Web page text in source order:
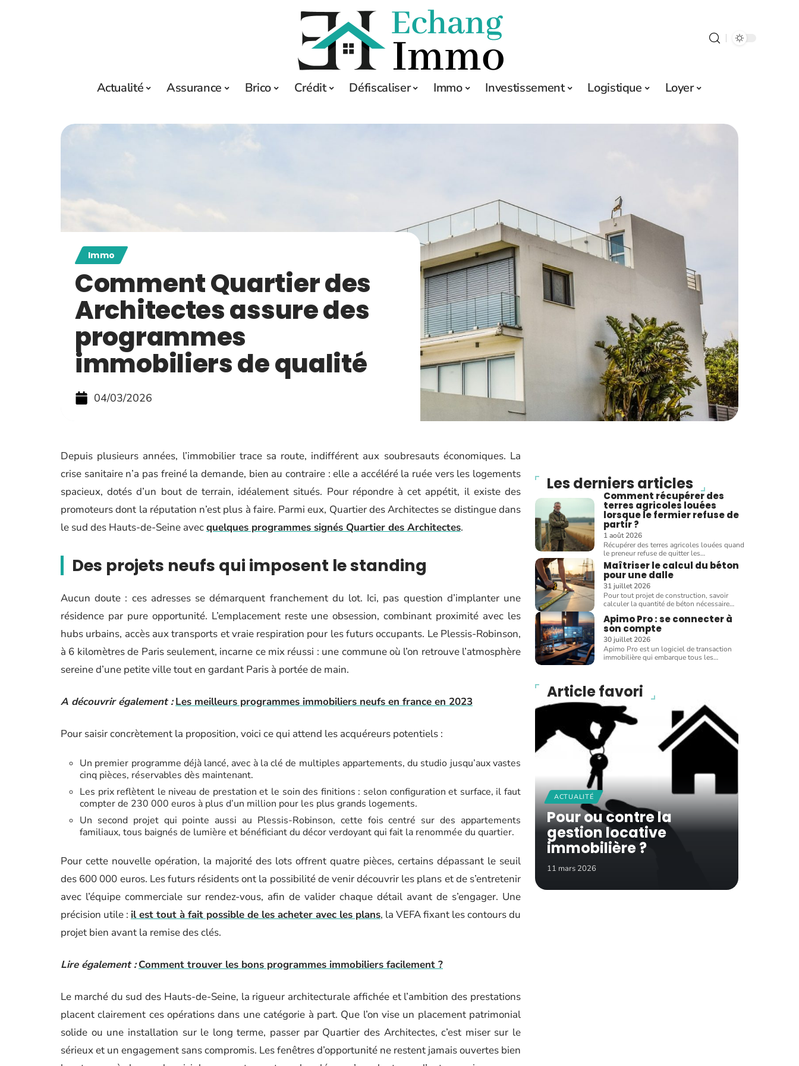
Actualité Assurance Brico Crédit Défiscaliser Immo Investissement Logistique Loyer
Immo
Comment Quartier des
Architectes assure des
programmes
immobiliers de qualité
04/03/2026
Depuis plusieurs années, l’immobilier trace sa route, indifférent aux soubresauts économiques. La
crise sanitaire n’a pas freiné la demande, bien au contraire : elle a accéléré la ruée vers les logements
spacieux, dotés d’un bout de terrain, idéalement situés. Pour répondre à cet appétit, il existe des
promoteurs dont la réputation n’est plus à faire. Parmi eux, Quartier des Architectes se distingue dans
le sud des Hauts-de-Seine avecquelques programmes signés Quartier des Architectes.
Des projets neufs qui imposent le standing
Aucun doute : ces adresses se démarquent franchement du lot. Ici, pas question d’implanter une
résidence par pure opportunité. L’emplacement reste une obsession, combinant proximité avec les
hubs urbains, accès aux transports et vraie respiration pour les futurs occupants. Le Plessis-Robinson,
à 6 kilomètres de Paris seulement, incarne ce mix réussi : une commune où l’on retrouve l’atmosphère
sereine d’une petite ville tout en gardant Paris à portée de main.
A découvrir également : Les meilleurs programmes immobiliers neufs en france en 2023
Pour saisir concrètement la proposition, voici ce qui attend les acquéreurs potentiels :
Un premier programme déjà lancé, avec à la clé de multiples appartements, du studio jusqu’aux vastes
cinq pièces, réservables dès maintenant.
Les prix reflètent le niveau de prestation et le soin des finitions : selon configuration et surface, il faut
compter de 230 000 euros à plus d’un million pour les plus grands logements.
Un second projet qui pointe aussi au Plessis-Robinson, cette fois centré sur des appartements
familiaux, tous baignés de lumière et bénéficiant du décor verdoyant qui fait la renommée du quartier.
Pour cette nouvelle opération, la majorité des lots offrent quatre pièces, certains dépassant le seuil
des 600 000 euros. Les futurs résidents ont la possibilité de venir découvrir les plans et de s’entretenir
avec l’équipe commerciale sur rendez-vous, afin de valider chaque détail avant de s’engager. Une
précision utile : il est tout à fait possible de les acheter avec les plans, la VEFA fixant les contours du
projet bien avant la remise des clés.
Lire également : Comment trouver les bons programmes immobiliers facilement ?
Le marché du sud des Hauts-de-Seine, la rigueur architecturale affichée et l’ambition des prestations
placent clairement ces opérations dans une catégorie à part. Que l’on vise un placement patrimonial
solide ou une installation sur le long terme, passer par Quartier des Architectes, c’est miser sur le
sérieux et un engagement sans compromis. Les fenêtres d’opportunité ne restent jamais ouvertes bien
Les derniers articles
Comment récupérer des
terres agricoles louées
lorsque le fermier refuse de
partir ?
1 août 2026
Récupérer des terres agricoles louées quand
le preneur refuse de quitter les…
Maîtriser le calcul du béton
pour une dalle
31 juillet 2026
Pour tout projet de construction, savoir
calculer la quantité de béton nécessaire…
Apimo Pro : se connecter à
son compte
30 juillet 2026
Apimo Pro est un logiciel de transaction
immobilière qui embarque tous les…
Article favori
ACTUALITÉ
Pour ou contre la
gestion locative
immobilière ?
11 mars 2026